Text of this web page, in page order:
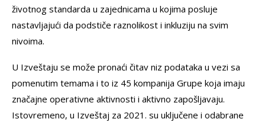
životnog standarda u zajednicama u kojima posluje
nastavljajući da podstiče raznolikost i inkluziju na svim
nivoima.
U Izveštaju se može pronaći čitav niz podataka u vezi sa
pomenutim temama i to iz 45 kompanija Grupe koja imaju
značajne operativne aktivnosti i aktivno zapošljavaju.
Istovremeno, u Izveštaj za 2021. su uključene i odabrane